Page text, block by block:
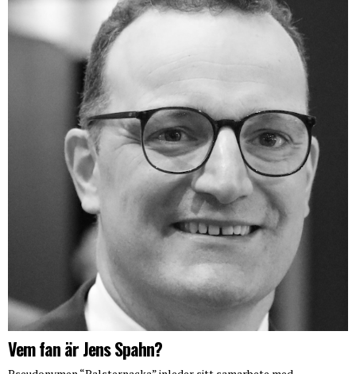
Vem fan är Jens Spahn?